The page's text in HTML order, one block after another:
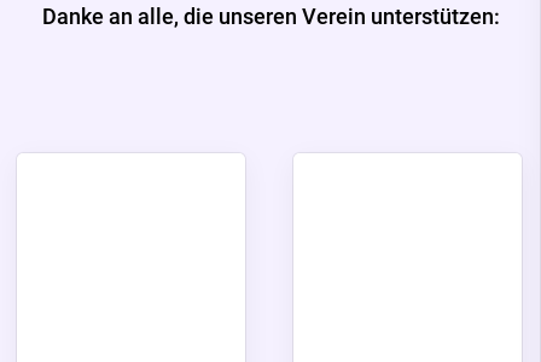
Danke an alle, die unseren Verein unterstützen: